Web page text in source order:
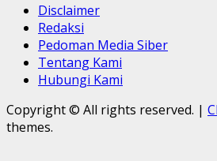
Disclaimer
Redaksi
Pedoman Media Siber
Tentang Kami
Hubungi Kami
Copyright © All rights reserved. |
themes.